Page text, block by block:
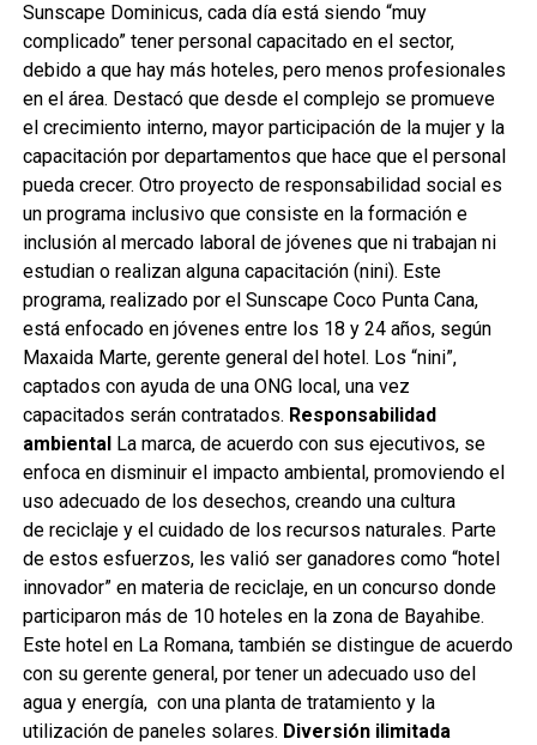
Sunscape Dominicus, cada día está siendo “muy
complicado” tener personal capacitado en el sector,
debido a que hay más hoteles, pero menos profesionales
en el área. Destacó que desde el complejo se promueve
el crecimiento interno, mayor participación de la mujer y la
capacitación por departamentos que hace que el personal
pueda crecer. Otro proyecto de responsabilidad social es
un programa inclusivo que consiste en la formación e
inclusión al mercado laboral de jóvenes que ni trabajan ni
estudian o realizan alguna capacitación (nini). Este
programa, realizado por el Sunscape Coco Punta Cana,
está enfocado en jóvenes entre los 18 y 24 años, según
Maxaida Marte, gerente general del hotel. Los “nini”,
captados con ayuda de una ONG local, una vez
capacitados serán contratados. Responsabilidad
ambientalLa marca, de acuerdo con sus ejecutivos, se
enfoca en disminuir el impacto ambiental, promoviendo el
uso adecuado de los desechos, creando una cultura
de reciclaje y el cuidado de los recursos naturales. Parte
de estos esfuerzos, les valió ser ganadores como “hotel
innovador” en materia de reciclaje, en un concurso donde
participaron más de 10 hoteles en la zona de Bayahibe.
Este hotel en La Romana, también se distingue de acuerdo
con su gerente general, por tener un adecuado uso del
agua y energía, con una planta de tratamiento y la
utilización de paneles solares. Diversión ilimitada